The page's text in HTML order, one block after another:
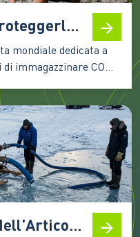
infatti fare i conti ogni
anno con un lungo
periodo…
Mangrovie, perché proteggerle significa difendere il clima e la biodiversità
mondiale dedicata a
immagazzinare CO2,
Le mangrovie
le coste tropicali e
Ricreare il ghiaccio dell’Artico: come funziona la tecnologia di Real Ice